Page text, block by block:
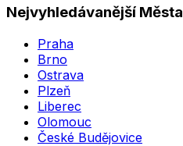
Nejvyhledávanější Města
Praha
Brno
Ostrava
Plzeň
Liberec
Olomouc
České Budějovice